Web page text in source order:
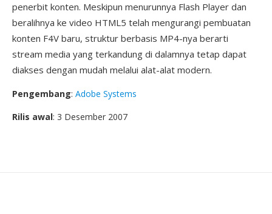
penerbit konten. Meskipun menurunnya Flash Player dan
beralihnya ke video HTML5 telah mengurangi pembuatan
konten F4V baru, struktur berbasis MP4-nya berarti
stream media yang terkandung di dalamnya tetap dapat
diakses dengan mudah melalui alat-alat modern.
Pengembang: Adobe Systems
Rilis awal: 3 Desember 2007